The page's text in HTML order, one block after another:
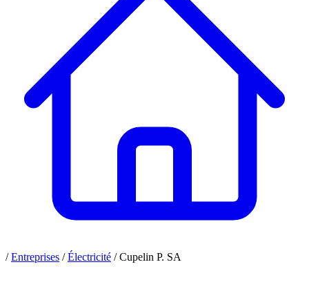
/ Entreprises / Électricité /Cupelin P. SA